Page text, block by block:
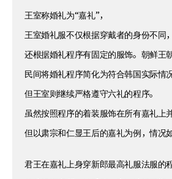
王室称婚礼为“嘉礼”，
王室婚礼服不仅根据穿戴者的身份不同，
还根据婚礼程序有固定的服饰。朝鲜王
民间将婚礼程序简化为符合韩国实际情
但王室则继续严格遵守六礼的程序。
虽然按照程序的着装服饰在所有嘉礼上
但以肃宗和仁显王后的嘉礼为例，情况如
君王在嘉礼上身穿新郎最高礼服法服的